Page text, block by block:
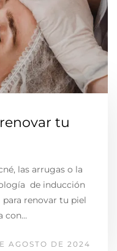
tu
las arrugas o la
de inducción
renovar tu piel
con…
AGOSTO DE 2024